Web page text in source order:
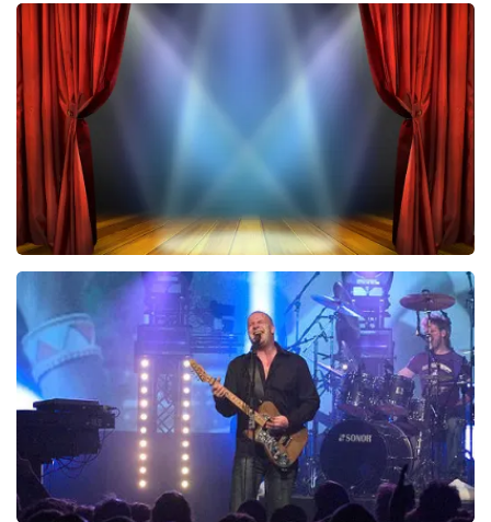
Teddy Swims
433 laatste 30 minuten
BESTEL NU
40 45 De Musical
243laatste 30 minuten
BESTEL NU